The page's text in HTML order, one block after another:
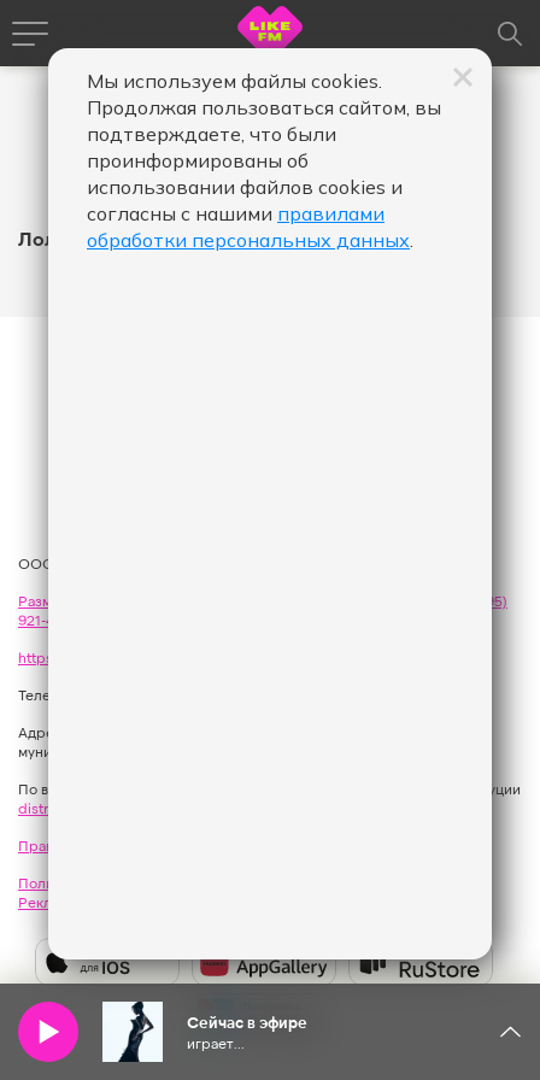
Сейчас в эфире
играет...
Лолита
ООО «ГПМ Радио», 2026
Размещение рекламы
+7 (495)
921-40-41
https://gpmsaleshouse.ru/
Телефон редакции:
Адрес: 129075, Российская Федерация, город Москва, вн.тер.г.
муниципальный округ Останкинский, улица Новомосковская, дом 12.
По вопросам регионального развития обращаться в Отдел дистрибуции
distribution@gpmradio.ru
Правила участия в акциях, конкурсах, играх
Политика конфиденциальности
Реклама на Like FM
Like
FM
в:
Мы используем файлы cookies.
Продолжая пользоваться сайтом, вы
подтверждаете, что были
проинформированы об
использовании файлов cookies и
согласны с нашими правилами
обработки персональных данных.